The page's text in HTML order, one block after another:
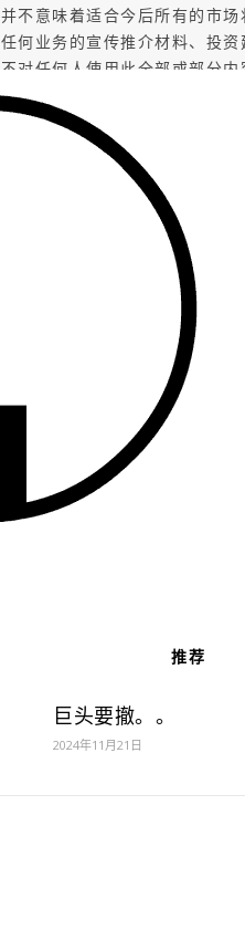
不意味着适合今后所有的市
何业务的宣传推介材料、投
对任何人使用此全部或部分内
，市场有风险，投资需谨慎。
限公司
推荐
巨头要撤。。
2024年11月21日